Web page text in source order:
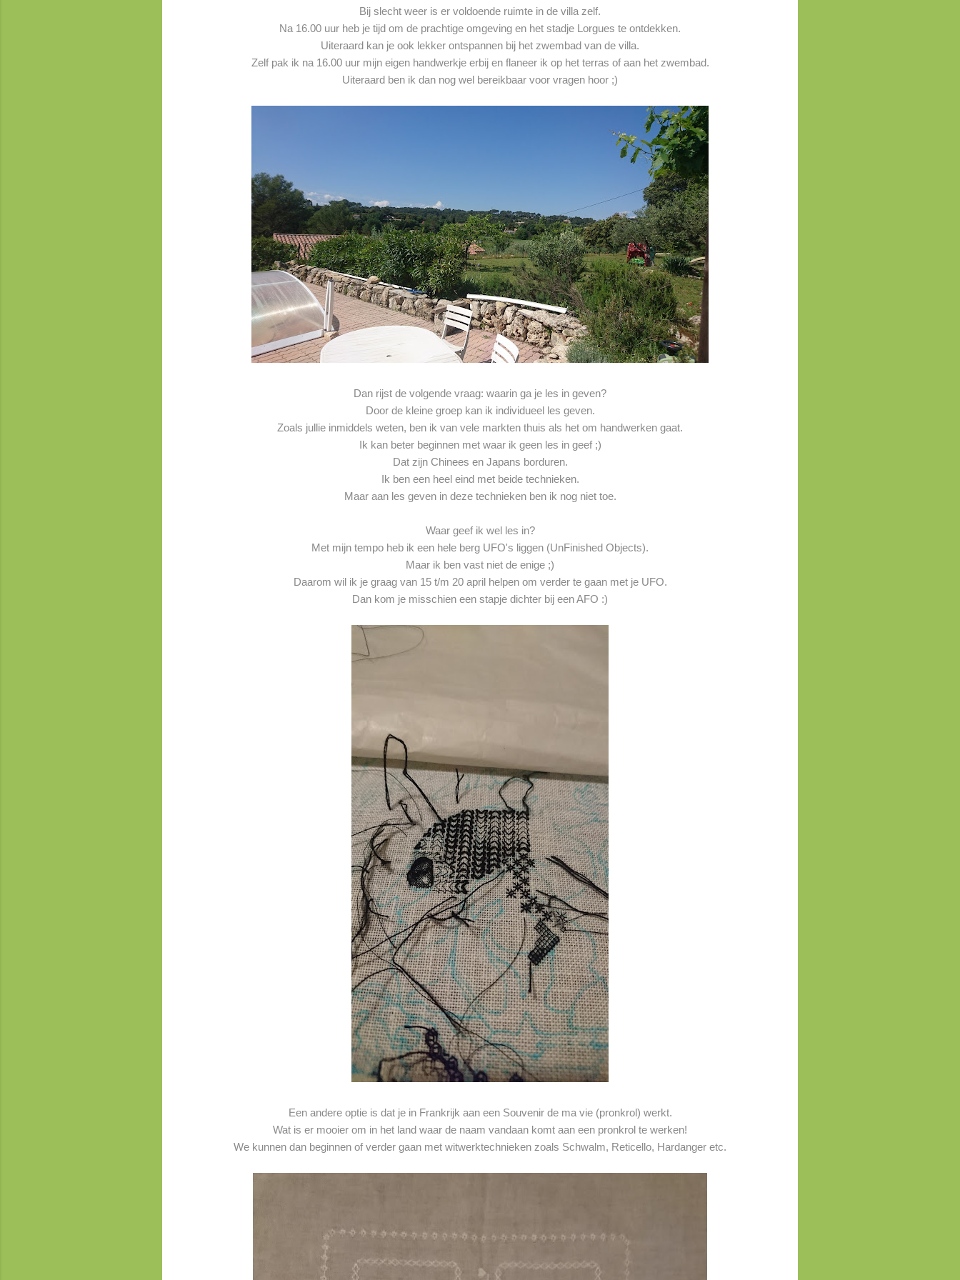
Bij slecht weer is er voldoende ruimte in de villa zelf.
Na 16.00 uur heb je tijd om de prachtige omgeving en het stadje Lorgues te ontdekken.
Uiteraard kan je ook lekker ontspannen bij het zwembad van de villa.
Zelf pak ik na 16.00 uur mijn eigen handwerkje erbij en flaneer ik op het terras of aan het zwembad.
Uiteraard ben ik dan nog wel bereikbaar voor vragen hoor ;)
Dan rijst de volgende vraag: waarin ga je les in geven?
Door de kleine groep kan ik individueel les geven.
Zoals jullie inmiddels weten, ben ik van vele markten thuis als het om handwerken gaat.
Ik kan beter beginnen met waar ik geen les in geef ;)
Dat zijn Chinees en Japans borduren.
Ik ben een heel eind met beide technieken.
Maar aan les geven in deze technieken ben ik nog niet toe.
Waar geef ik wel les in?
Met mijn tempo heb ik een hele berg UFO's liggen (UnFinished Objects).
Maar ik ben vast niet de enige ;)
Daarom wil ik je graag van 15 t/m 20 april helpen om verder te gaan met je UFO.
Dan kom je misschien een stapje dichter bij een AFO :)
Een andere optie is dat je in Frankrijk aan een Souvenir de ma vie (pronkrol) werkt.
Wat is er mooier om in het land waar de naam vandaan komt aan een pronkrol te werken!
We kunnen dan beginnen of verder gaan met witwerktechnieken zoals Schwalm, Reticello, Hardanger etc.